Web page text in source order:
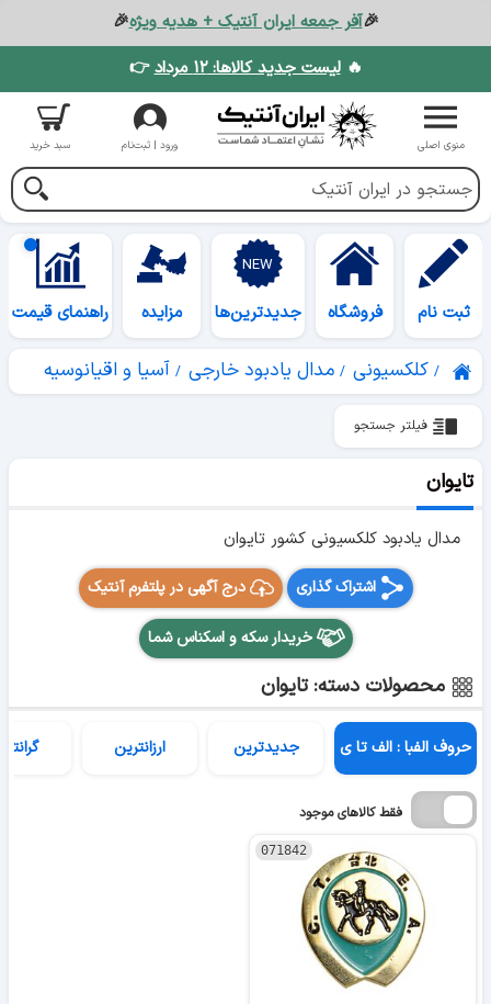
🎉آفر جمعه ایران آنتیک + هدیه ویژه🎉
🔥لیست جدید کالاها: ۱۲ مرداد 👉
منوی اصلی ورود | ثبت‌نام سبد خرید
ثبت نام فروشگاه جدیدترین‌ها مزایده راهنمای قیمت
کلکسیونی مدال یادبود خارجی آسیا و اقیانوسیه
فیلتر جستجو
تایوان
مدال یادبود کلکسیونی کشور تایوان
اشتراک گذاری درج آگهی در پلتفرم آنتیک
خریدار سکه و اسکناس شما
محصولات دسته: تایوان
حروف الفبا : الف تا ی جدیدترین ارزانترین
فقط کالاهای موجود
071842